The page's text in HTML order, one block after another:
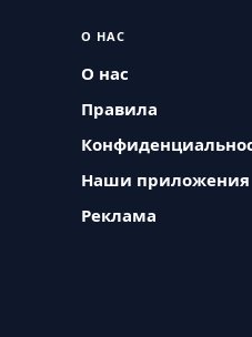
О НАС
О нас
Правила
Наши приложения
Реклама